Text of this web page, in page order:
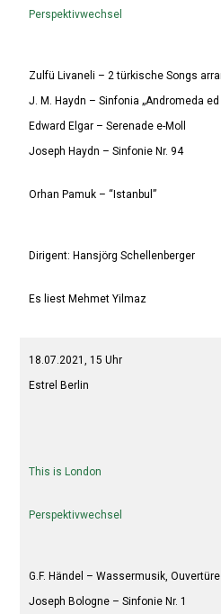
Perspektivwechsel
Zulfü Livaneli – 2 türkische Songs
J. M. Haydn – Sinfonia „Andromeda ed
Edward Elgar – Serenade e-Moll
Joseph Haydn – Sinfonie Nr. 94
Orhan Pamuk – “Istanbul”
Dirigent: Hansjörg Schellenberger
Es liest Mehmet Yilmaz
18.07.2021, 15 Uhr
Estrel Berlin
This is London
Perspektivwechsel
G.F. Händel – Wassermusik, Ouvertüre
Joseph Bologne – Sinfonie Nr. 1